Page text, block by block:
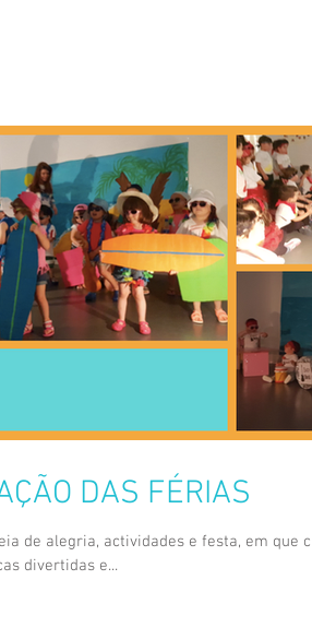
DAS FÉRIAS
de alegria, actividades e festa, em que
divertidas e...